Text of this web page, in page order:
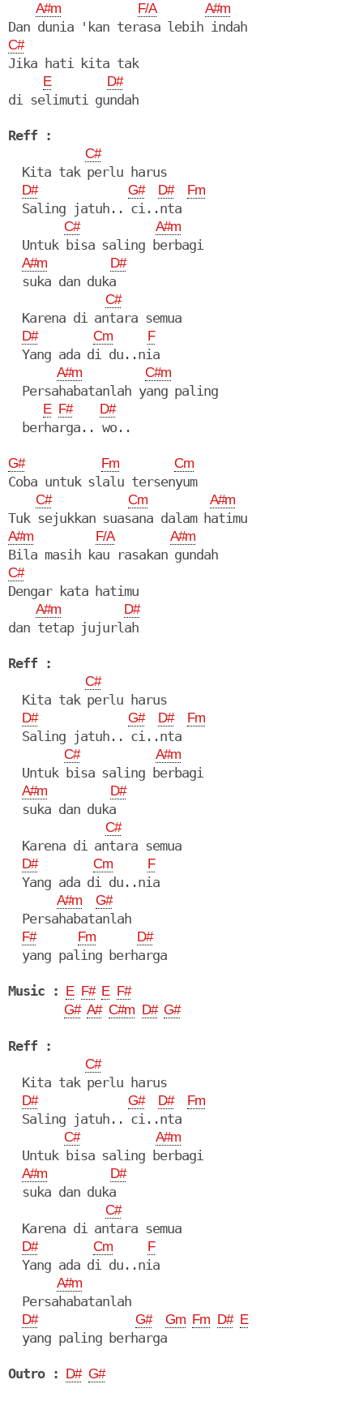
A#m F/A A#m
C#
Jika hati kita tak
E D#
Reff :
C#
  Kita tak perlu harus
D# G# D# Fm
  Saling jatuh.. ci..nta
C# A#m
  Untuk bisa saling berbagi
A#m D#
  suka dan duka
C#
  Karena di antara semua
D# Cm F
  Yang ada di du..nia
A#m C#m
  Persahabatanlah yang paling
E F# D#
  berharga.. wo..
G# Fm Cm
Coba untuk slalu tersenyum
C# Cm A#m
A#m F/A A#m
C#
Dengar kata hatimu
A#m D#
dan tetap jujurlah
Reff :
C#
  Kita tak perlu harus
D# G# D# Fm
  Saling jatuh.. ci..nta
C# A#m
  Untuk bisa saling berbagi
A#m D#
  suka dan duka
C#
  Karena di antara semua
D# Cm F
  Yang ada di du..nia
A#m G#
  Persahabatanlah
F# Fm D#
  yang paling berharga
Music : E F# E F#
G# A# C#m D# G#
Reff :
C#
  Kita tak perlu harus
D# G# D# Fm
  Saling jatuh.. ci..nta
C# A#m
  Untuk bisa saling berbagi
A#m D#
  suka dan duka
C#
  Karena di antara semua
D# Cm F
  Yang ada di du..nia
A#m
  Persahabatanlah
D# G# Gm Fm D# E
  yang paling berharga
Outro : D# G#